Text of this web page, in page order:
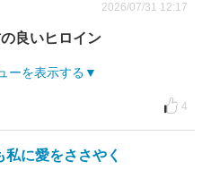
2026/07/31 12:17
良いヒロイン
ーを表示する
4
に愛をささやく